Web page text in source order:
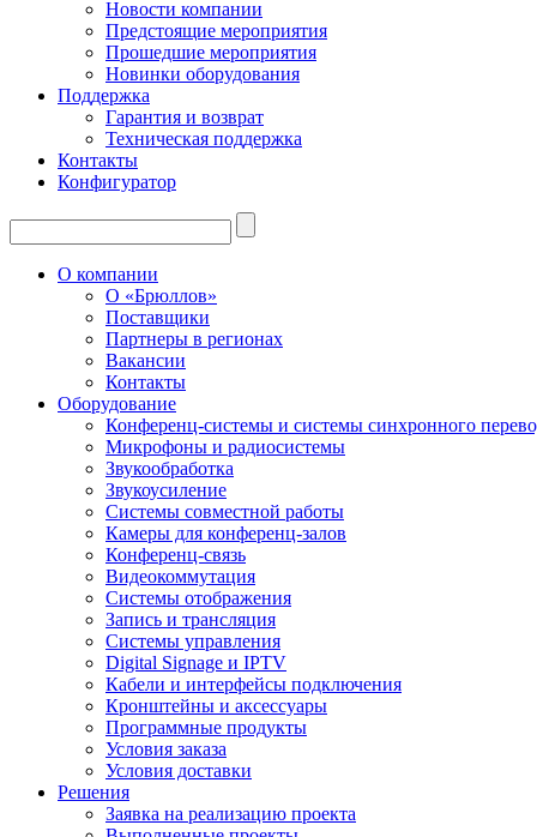
Новости компании
Предстоящие мероприятия
Прошедшие мероприятия
Новинки оборудования
Поддержка
Гарантия и возврат
Техническая поддержка
Контакты
Конфигуратор
О компании
О «Брюллов»
Поставщики
Партнеры в регионах
Вакансии
Контакты
Оборудование
Конференц-системы и системы синхронного
Микрофоны и радиосистемы
Звукообработка
Звукоусиление
Системы совместной работы
Камеры для конференц-залов
Конференц-связь
Видеокоммутация
Системы отображения
Запись и трансляция
Системы управления
Digital Signage и IPTV
Кабели и интерфейсы подключения
Кронштейны и аксессуары
Программные продукты
Условия заказа
Условия доставки
Решения
Заявка на реализацию проекта